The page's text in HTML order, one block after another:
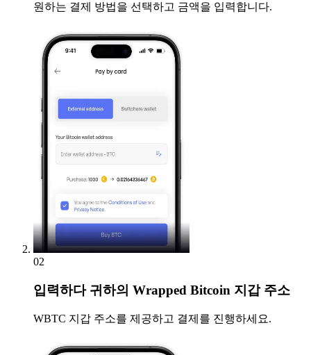
원하는 결제 방법을 선택하고 금액을 입력합니다.
02
입력하다귀하의 Wrapped Bitcoin 지갑 주소
WBTC 지갑 주소를 제공하고 결제를 진행하세요.